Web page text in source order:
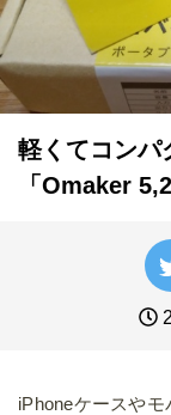
軽くてコンパ
「Omaker
iPhoneケースや